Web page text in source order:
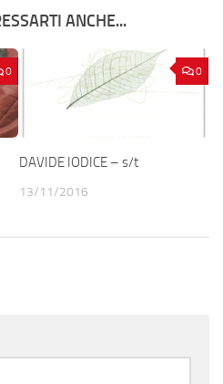
ANCHE...
0 0
DAVIDE IODICE – s/t
13/11/2016